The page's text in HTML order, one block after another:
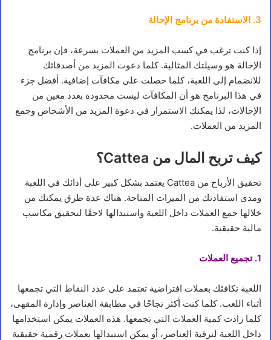
3. الاستفادة من برنامج الإحالة
إذا كنت ترغب في كسب المزيد من العملات بسرعة، فإن برنامج
الإحالة هو وسيلتك المثالية. كلما دعوت المزيد من أصدقائك
للانضمام إلى اللعبة، كلما حصلت على مكافآت إضافية. أفضل جزء
في هذا البرنامج هو أن المكافآت ليست محدودة بعدد معين من
الإحالات، لذا يمكنك الاستمرار في دعوة المزيد من الأشخاص وجمع
المزيد من العملات.
كيف تربح المال من Cattea؟
تحقيق الأرباح من Cattea يعتمد بشكل كبير على أدائك في اللعبة
ومدى استفادتك من الميزات المتاحة. هناك عدة طرق يمكنك من
خلالها جمع العملات داخل اللعبة واستبدالها لاحقًا لتحقيق مكاسب
مالية حقيقية.
1. تجميع العملات
اللعبة تكافئك بعملات افتراضية تعتمد على عدد النقاط التي تجمعها
أثناء اللعب. كلما كنت أكثر نجاحًا في مطابقة العناصر وإدارة المقهى،
كلما زادت كمية العملات التي تجمعها. هذه العملات يمكن استخدامها
داخل اللعبة لترقية العناصر، أو يمكن استبدالها بعملات رقمية حقيقية